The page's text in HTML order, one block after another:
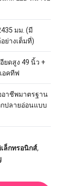
มม. (มี
ย่างเต็มที่)
ยดสูง 49 นิ้ว +
อคทีฟ
าชีพมาตรฐาน
กปลายอ่อนแบบ
ล็กทรอนิกส์,